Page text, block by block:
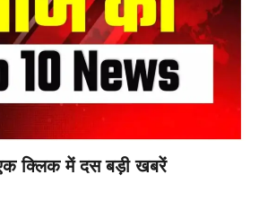
क्लिक में दस बड़ी खबरें